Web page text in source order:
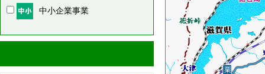
中小企業事業